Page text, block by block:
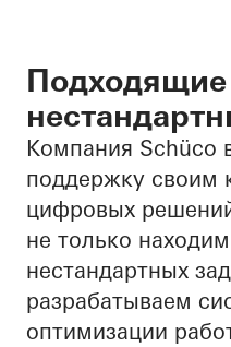
Компания Schüco
поддержку своим
цифровых
не только
нестандартных
разрабатываем
оптимизации